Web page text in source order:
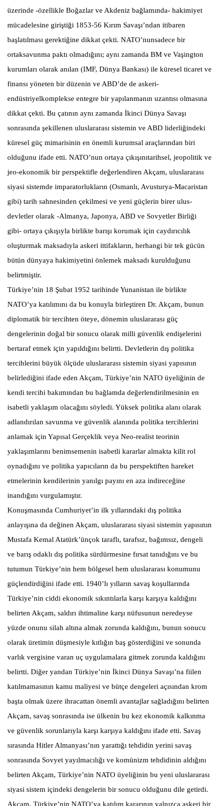
üzerinde -özellikle Boğazlar ve Akdeniz bağlamında- hakimiyet
mücadelesine giriştiği 1853-56 Kırım Savaşı’ndan itibaren
başlatılması gerektiğine dikkat çekti. NATO’nunsadece bir
ortaksavunma paktı olmadığını; aynı zamanda BM ve Vaşington
kurumları olarak anılan (IMF, Dünya Bankası) ile küresel ticaret ve
finansı yöneten bir düzenin ve ABD’de de askeri-
endüstriyelkomplekse entegre bir yapılanmanın uzantısı olmasına
dikkat çekti. Bu çatının aynı zamanda İkinci Dünya Savaşı
sonrasında şekillenen uluslararası sistemin ve ABD liderliğindeki
küresel güç mimarisinin en önemli kurumsal araçlarından biri
olduğunu ifade etti. NATO’nun ortaya çıkışınıtarihsel, jeopolitik ve
jeo-ekonomik bir perspektifle değerlendiren Akçam, uluslararası
siyasi sistemde imparatorlukların (Osmanlı, Avusturya-Macaristan
gibi) tarih sahnesinden çekilmesi ve yeni güçlerin birer ulus-
devletler olarak -Almanya, Japonya, ABD ve Sovyetler Birliği
gibi- ortaya çıkışıyla birlikte barışı korumak için caydırıcılık
oluşturmak maksadıyla askeri ittifakların, herhangi bir tek gücün
bütün dünyaya hakimiyetini önlemek maksadı kurulduğunu
belirtmiştir.
Türkiye’nin 18 Şubat 1952 tarihinde Yunanistan ile birlikte
NATO’ya katılımını da bu konuyla birleştiren Dr. Akçam, bunun
diplomatik bir tercihten öteye, dönemin uluslararası güç
dengelerinin doğal bir sonucu olarak milli güvenlik endişelerini
bertaraf etmek için yapıldığını belirtti. Devletlerin dış politika
tercihlerini büyük ölçüde uluslararası sistemin siyasi yapısının
belirlediğini ifade eden Akçam, Türkiye’nin NATO üyeliğinin de
kendi tercihi bakımından bu bağlamda değerlendirilmesinin en
isabetli yaklaşım olacağını söyledi. Yüksek politika alanı olarak
adlandırılan savunma ve güvenlik alanında politika tercihlerini
anlamak için Yapısal Gerçeklik veya Neo-realist teorinin
yaklaşımlarını benimsemenin isabetli kararlar almakta kilit rol
oynadığını ve politika yapıcıların da bu perspektiften hareket
etmelerinin kendilerinin yanılgı payını en aza indireceğine
inandığını vurgulamıştır.
Konuşmasında Cumhuriyet’in ilk yıllarındaki dış politika
anlayışına da değinen Akçam, uluslararası siyasi sistemin yapısının
Mustafa Kemal Atatürk’ünçok taraflı, tarafsız, bağımsız, dengeli
ve barış odaklı dış politika sürdürmesine fırsat tanıdığını ve bu
tutumun Türkiye’nin hem bölgesel hem uluslararası konumunu
güçlendirdiğini ifade etti. 1940’lı yılların savaş koşullarında
Türkiye’nin ciddi ekonomik sıkıntılarla karşı karşıya kaldığını
belirten Akçam, saldırı ihtimaline karşı nüfusunun neredeyse
yüzde onunu silah altına almak zorunda kaldığını, bunun sonucu
olarak üretimin düşmesiyle kıtlığın baş gösterdiğini ve sonunda
varlık vergisine varan uç uygulamalara gitmek zorunda kaldığını
belirtti. Diğer yandan Türkiye’nin İkinci Dünya Savaşı’na fiilen
katılmamasının kamu maliyesi ve bütçe dengeleri açısından krom
başta olmak üzere ihracattan önemli avantajlar sağladığını belirten
Akçam, savaş sonrasında ise ülkenin bu kez ekonomik kalkınma
ve güvenlik sorunlarıyla karşı karşıya kaldığını ifade etti. Savaş
sırasında Hitler Almanyası’nın yarattığı tehdidin yerini savaş
sonrasında Sovyet yayılmacılığı ve komünizm tehdidinin aldığını
belirten Akçam, Türkiye’nin NATO üyeliğinin bu yeni uluslararası
siyasi sistem içindeki dengelerin bir sonucu olduğunu dile getirdi.
Akçam, Türkiye’nin NATO’ya katılım kararının yalnızca askeri bir